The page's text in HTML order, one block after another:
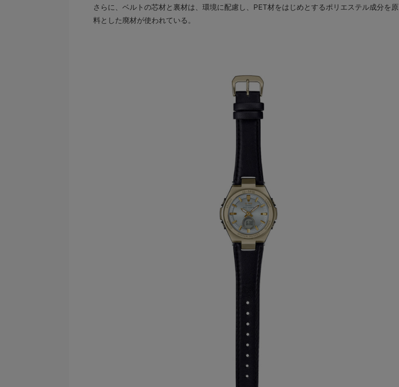
さらに、ベルトの芯材と裏材は、環境に配慮し、PET材をはじめとするポリエステル成分を原
料とした廃材が使われている。